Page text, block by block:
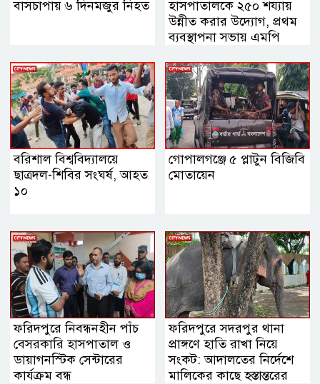
বাসচাপায় ৬ দিনমজুর নিহত
হাসপাতালকে ২৫০ শয্যায়
উন্নীত করার উদ্যোগ, প্রথম
ব্যবস্থাপনা সভায় এমপি
বরিশাল বিশ্ববিদ্যালয়ে
ছাত্রদল-শিবির সংঘর্ষ, আহত
১০
গোপালগঞ্জে ৫ প্লাটুন বিজিবি
মোতায়েন
ফরিদপুরে নিবন্ধনহীন পাঁচ
বেসরকারি হাসপাতাল ও
ডায়াগনস্টিক সেন্টারের
কার্যক্রম বন্ধ
ফরিদপুরে সদরপুর থানা
প্রাঙ্গণে হাতি রাখা নিয়ে
সংকট: আদালতের নির্দেশে
মালিকের কাছে হস্তান্তরের